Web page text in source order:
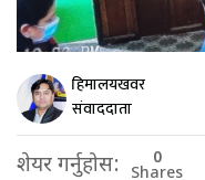
हिमालयखवर
संवाददाता
शेयर गर्नुहोस: 0
Shares